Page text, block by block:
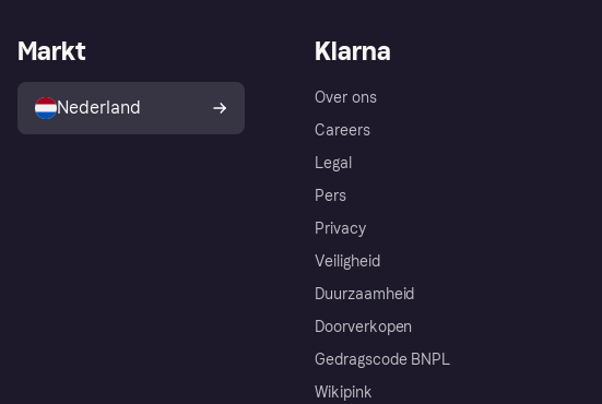
Klarna
Over ons
Careers
Legal
Pers
Privacy
Veiligheid
Duurzaamheid
Doorverkopen
Gedragscode BNPL
Wikipink
Markt
Nederland